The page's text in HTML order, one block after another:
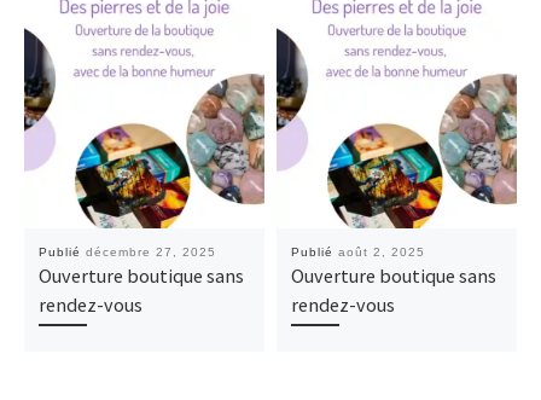
Publié décembre 27, 2025
Ouverture boutique sans
rendez-vous
Publié août 2, 2025
Ouverture boutique sans
rendez-vous